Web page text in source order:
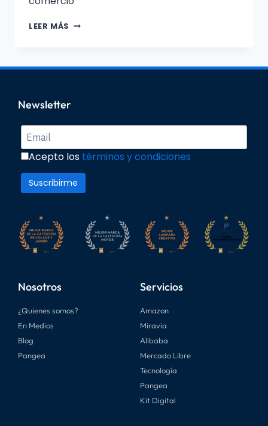
LEER MÁS
Servicios
Amazon
Miravia
Alibaba
Mercado Libre
Tecnología
Pangea
Kit Digital
Nosotros
¿Quienes somos?
En Medios
Blog
Pangea
Newsletter
Acepto los términos y condiciones